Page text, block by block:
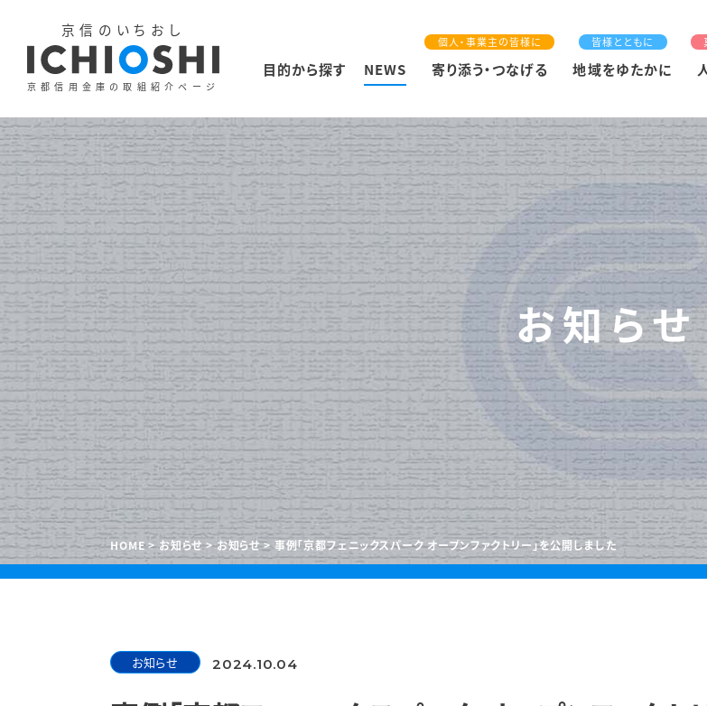
京信のいちおし
京都信用金庫の取組紹介ページ
目的から探す NEWS
個人・事業主の皆様に
寄り添う・つなげる
皆様とともに
地域をゆたかに
お知らせ
HOME お知らせ お知らせ 事例「京都フェニックスパーク オープンファクトリー」を公開しました
お知らせ 2024.10.04